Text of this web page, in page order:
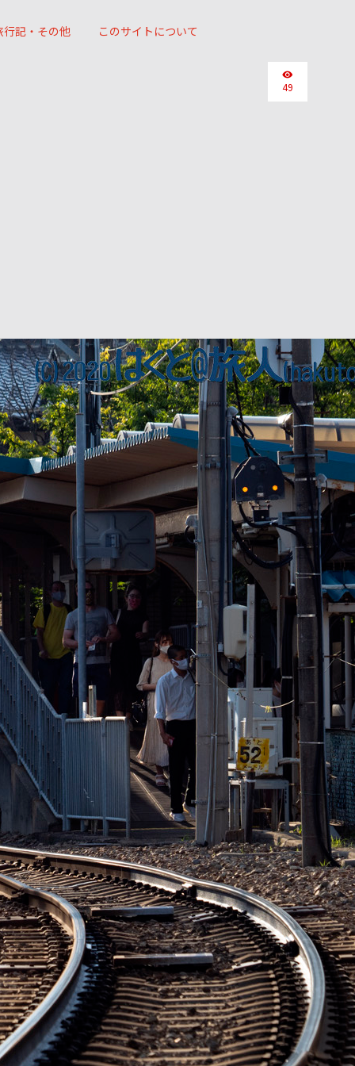
行記・その他 このサイトについて
49